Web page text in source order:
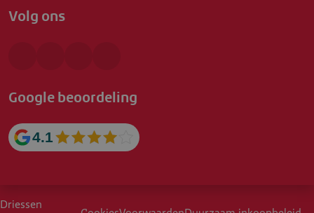
Volg ons
Google beoordeling
4.1
Driessen